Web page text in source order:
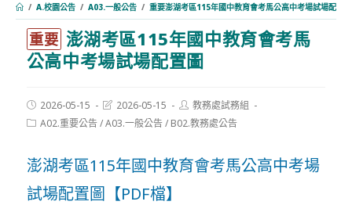
/ A.校園公告 / A03.一般公告 / 重要澎湖考區115年國中教育會考馬公高中考場試場配置圖
重要 澎湖考區115年國中教育會考馬
公高中考場試場配置圖
Post
published:
2026-05-15
Post
modified:
2026-05-15
Post
author:
教務處試務組
PostA02.重要公告/A03.一般公告/ B02.教務處公告
澎湖考區115年國中教育會考馬公高中考場
試場配置圖【PDF檔】